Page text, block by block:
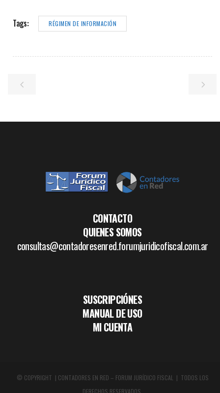
Tags: RÉGIMEN DE INFORMACIÓN
CONTACTO
QUIENES SOMOS
consultas@contadoresenred.forumjuridicofiscal.com.ar
SUSCRIPCIÓNES
MANUAL DE USO
MI CUENTA
© COPYRIGHT | CONTADORES EN RED – FORUM JURÍDICO FISCAL | TODOS LOS
DERECHOS RESERVADOS.